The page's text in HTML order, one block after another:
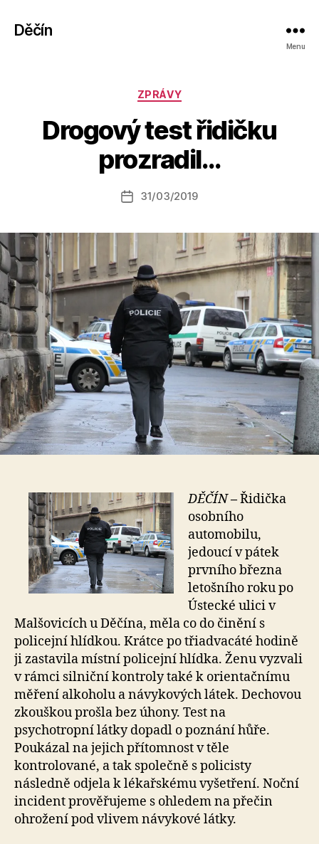
Děčín
Menu
Rubriky
ZPRÁVY
Drogový test řidičku
prozradil…
Autor
příspěvku
u
t
a
o
Datum
31/03/2019
DĚČÍN–Řidička
osobního
automobilu,
jedoucí v pátek
prvního března
letošního roku po
Ústecké ulici v
Malšovicích u Děčína, měla co do činění s
policejní hlídkou. Krátce po třiadvacáté hodině
ji zastavila místní policejní hlídka. Ženu vyzvali
v rámci silniční kontroly také k orientačnímu
měření alkoholu a návykových látek. Dechovou
zkouškou prošla bez úhony. Test na
psychotropní látky dopadl o poznání hůře.
Poukázal na jejich přítomnost v těle
kontrolované, a tak společně s policisty
následně odjela k lékařskému vyšetření. Noční
incident prověřujeme s ohledem na přečin
ohrožení pod vlivem návykové látky.